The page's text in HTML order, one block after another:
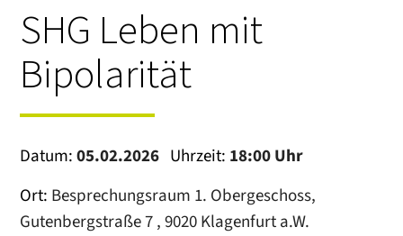
SHG Leben mit
Bipolarität
Datum:05.02.2026 Uhrzeit: 18:00 Uhr
Ort: Besprechungsraum 1. Obergeschoss,
Gutenbergstraße 7 , 9020 Klagenfurt a.W.